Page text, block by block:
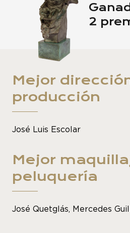
2
Mejor
producción
José Luis Escolar
Mejor
peluquería
José Quetglás, Mercedes